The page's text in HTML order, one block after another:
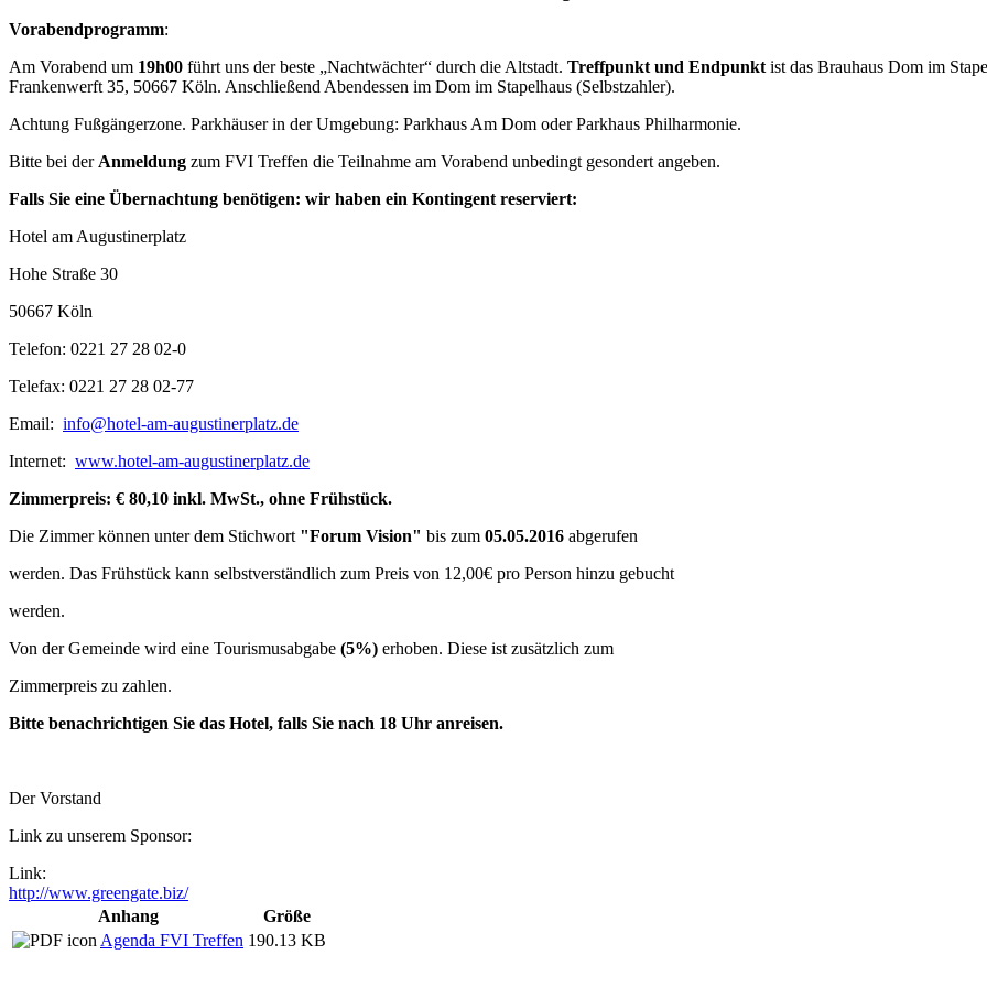
Vorabendprogramm:
Am Vorabend um 19h00 führt uns der beste „Nachtwächter“ durch die Altstadt. Treffpunkt und Endpunkt ist das Brauhaus Dom im
Frankenwerft 35, 50667 Köln. Anschließend Abendessen im Dom im Stapelhaus (Selbstzahler).
Achtung Fußgängerzone. Parkhäuser in der Umgebung: Parkhaus Am Dom oder Parkhaus Philharmonie.
Bitte bei der Anmeldung zum FVI Treffen die Teilnahme am Vorabend unbedingt gesondert angeben.
Falls Sie eine Übernachtung benötigen: wir haben ein Kontingent reserviert:
Hotel am Augustinerplatz
Hohe Straße 30
50667 Köln
Telefon: 0221 27 28 02-0
Telefax: 0221 27 28 02-77
Email: info@hotel-am-augustinerplatz.de
Internet: www.hotel-am-augustinerplatz.de
Zimmerpreis: € 80,10 inkl. MwSt., ohne Frühstück.
Die Zimmer können unter dem Stichwort "Forum Vision" bis zum 05.05.2016 abgerufen
werden. Das Frühstück kann selbstverständlich zum Preis von 12,00€ pro Person hinzu gebucht
werden.
Von der Gemeinde wird eine Tourismusabgabe (5%) erhoben. Diese ist zusätzlich zum
Zimmerpreis zu zahlen.
Bitte benachrichtigen Sie das Hotel, falls Sie nach 18 Uhr anreisen.
Der Vorstand
Link zu unserem Sponsor:
Link:
http://www.greengate.biz/
Anhang
Größe
Agenda FVI Treffen 190.13 KB